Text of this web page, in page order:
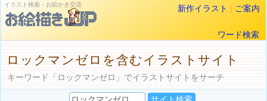
イラスト検索・お絵かき交流 新作イラスト | ご案内
ワード検索
ロックマンゼロを含むイラストサイト
キーワード「ロックマンゼロ」でイラストサイトをサーチ